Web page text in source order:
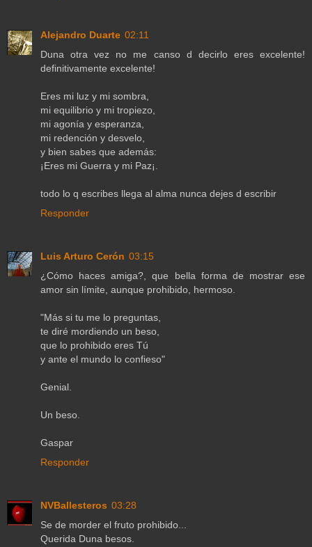
Alejandro Duarte 02:11
Duna otra vez no me canso d decirlo eres excelente!
definitivamente excelente!
Eres mi luz y mi sombra,
mi equilibrio y mi tropiezo,
mi agonía y esperanza,
mi redención y desvelo,
y bien sabes que además:
¡Eres mi Guerra y mi Paz¡.
todo lo q escribes llega al alma nunca dejes d escribir
Responder
Luis Arturo Cerón 03:15
¿Cómo haces amiga?, que bella forma de mostrar ese
amor sin límite, aunque prohibido, hermoso.
"Más si tu me lo preguntas,
te diré mordiendo un beso,
que lo prohibido eres Tú
y ante el mundo lo confieso"
Genial.
Un beso.
Gaspar
Responder
NVBallesteros 03:28
Se de morder el fruto prohibido...
Querida Duna besos.